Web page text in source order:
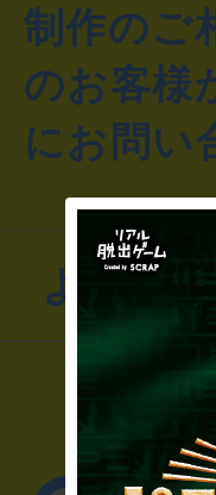
制作のご
のお客様
にお問い
よくあ